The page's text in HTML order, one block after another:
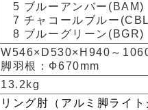
5 ブルーアンバー(BAM)
7 チャコールブルー
8 ブルーグリーン(BGR)
W546×D530×H940～
脚羽根：Ф670mm
13.2kg
リング肘（アルミ脚ライ